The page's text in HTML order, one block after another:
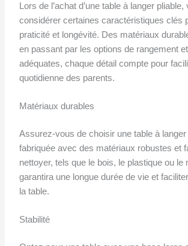
Lors de l’achat d’une table à langer
considérer certaines caractéristiques clés
praticité et longévité. Des matériaux
en passant par les options de rangement
adéquates, chaque détail compte pour
quotidienne des parents.
Matériaux durables
Assurez-vous de choisir une table à langer
fabriquée avec des matériaux robustes et
nettoyer, tels que le bois, le plastique ou le
garantira une longue durée de vie et
la table.
Stabilité